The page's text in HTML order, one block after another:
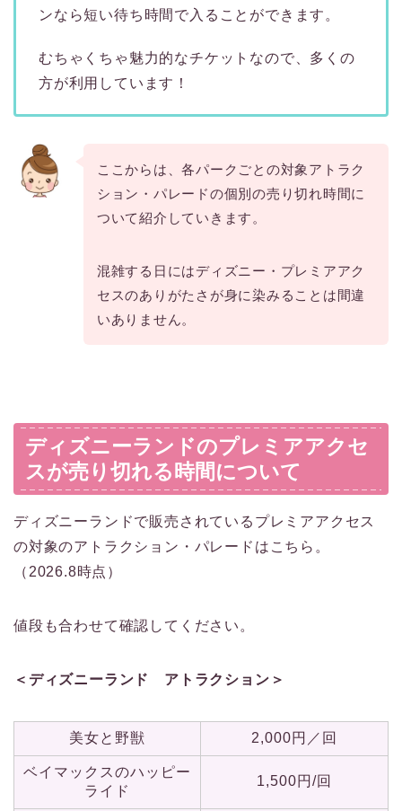
ンなら短い待ち時間で入ることができます。
むちゃくちゃ魅力的なチケットなので、多くの
方が利用しています！
ここからは、各パークごとの対象アトラク
ション・パレードの個別の売り切れ時間に
ついて紹介していきます。
混雑する日にはディズニー・プレミアアク
セスのありがたさが身に染みることは間違
いありません。
ディズニーランドのプレミアアクセ
スが売り切れる時間について
ディズニーランドで販売されているプレミアアクセス
の対象のアトラクション・パレードはこちら。
（2026.8時点）
値段も合わせて確認してください。
＜ディズニーランド アトラクション＞
美女と野獣 2,000円／回
ベイマックスのハッピー
ライド
1,500円/回